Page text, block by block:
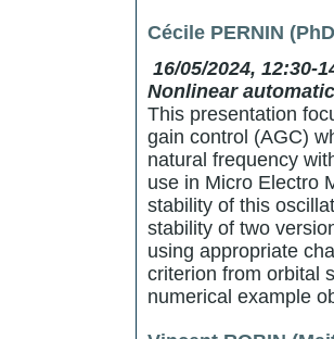
Cécile PERNIN
16/05/2024, 12:30-
Nonlinear
This presentation
gain control (AGC)
natural frequency
use in Micro Electro
stability of this
stability of two
using appropriate
criterion from orbital
numerical example